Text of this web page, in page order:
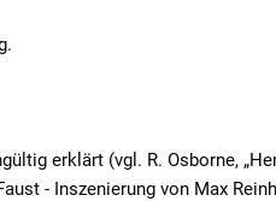
erklärt (vgl. R. Osborne,
- Inszenierung von Max